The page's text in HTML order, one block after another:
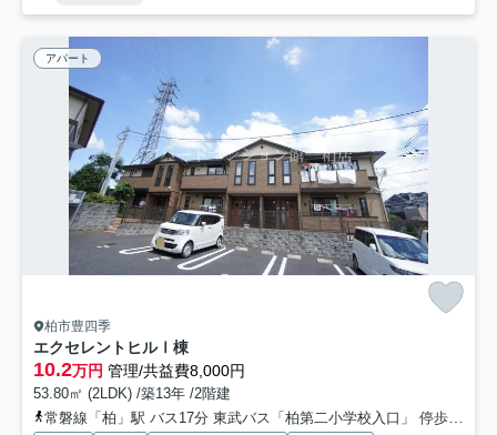
アパート
柏市豊四季
エクセレントヒルⅠ棟
10.2万円 管理/共益費8,000円
53.80㎡ (2LDK) /築13年 /2階建
常磐線「柏」駅 バス17分 東武バス「柏第二小学校入口」 停歩5分